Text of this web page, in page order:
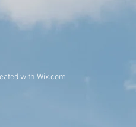
with Wix.com